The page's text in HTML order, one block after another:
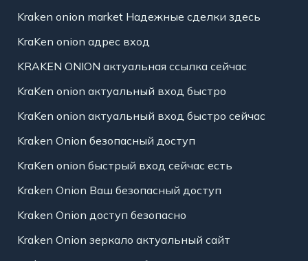
Kraken onion market Надежные сделки здесь
KraKen onion адрес вход
KRAKEN ONION актуальная ссылка сейчас
KraKen onion актуальный вход быстро
KraKen onion актуальный вход быстро сейчас
Kraken Onion безопасный доступ
KraKen onion быстрый вход сейчас есть
Kraken Onion Ваш безопасный доступ
Kraken Onion доступ безопасно
Kraken Onion зеркало актуальный сайт